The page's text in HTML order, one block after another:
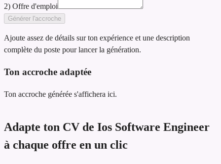
2) Offre d'emploi
Générer l'accroche
Ajoute assez de détails sur ton expérience et une description
complète du poste pour lancer la génération.
Ton accroche adaptée
Ton accroche générée s'affichera ici.
Adapte ton CV de Ios Software Engineer
à chaque offre en un clic